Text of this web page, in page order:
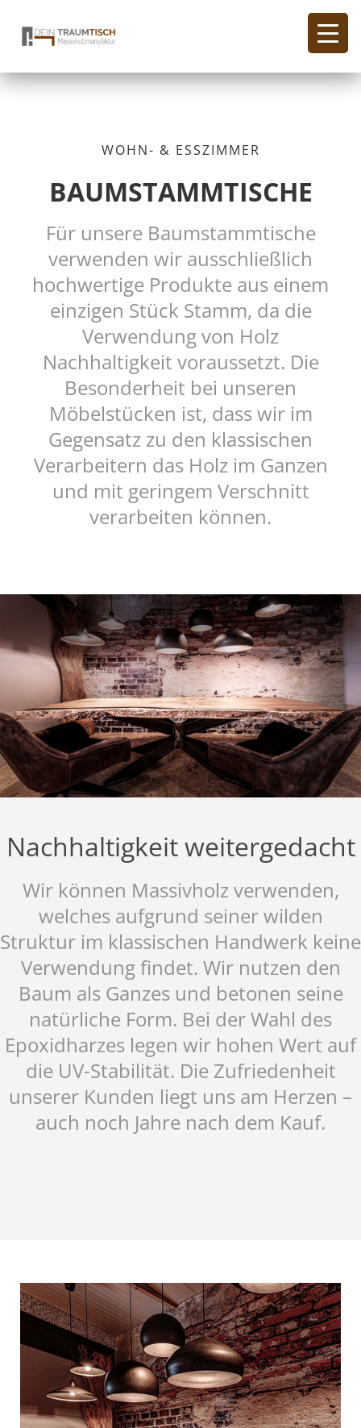
WOHN- & ESSZIMMER
BAUMSTAMMTISCHE
Für unsere Baumstammtische
verwenden wir ausschließlich
hochwer­tige Produkte aus einem
einzigen Stück Stamm, da die
Verwendung von Holz
Nachhaltigkeit voraussetzt. Die
Besonderheit bei unseren
Möbelstücken ist, dass wir im
Gegensatz zu den klassischen
Verarbeitern das Holz im Ganzen
und mit geringem Verschnitt
verarbeiten können.
Nachhaltigkeit weitergedacht
Wir können Massivholz verwenden,
welches auf­grund seiner wilden
Struktur im klassischen Handwerk keine
Verwendung findet. Wir nutzen den
Baum als Gan­zes und betonen seine
natürliche Form. Bei der Wahl des
Epoxidharzes legen wir hohen Wert auf
die UV-Stabilität. Die Zufriedenheit
unserer Kunden liegt uns am Herzen –
auch noch Jahre nach dem Kauf.